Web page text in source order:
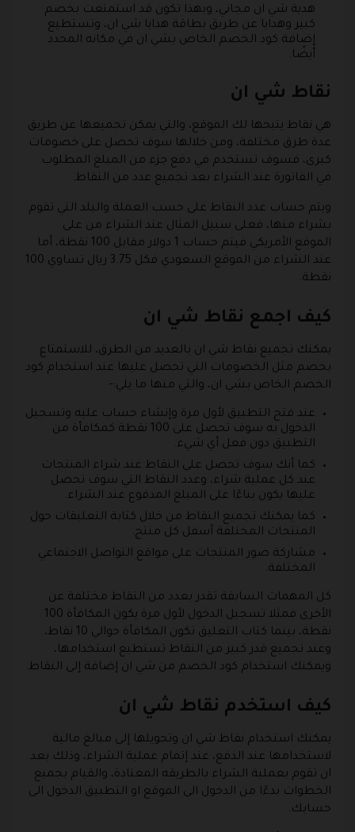
هدية شي ان مجاني، وبهذا تكون قد استمتعت بخصم
كبير وهدايا عن طريق بطاقة هدايا شي ان، وتستطيع
إضافة كود الخصم الخاص بشي ان في مكانه المحدد
أيضًا.
نقاط شي ان
هي نقاط يتيحها لك الموقع، والتي يمكن تجميعها عن طريق
عدة طرق مختلفة، ومن خلالها سوف تحصل على خصومات
كبرى، فسوف تستخدم في دفع جزء من المبلغ المطلوب
في الفاتورة عند الشراء بعد تجميع عدد من النقاط.
ويتم حساب عدد النقاط على حسب العملة والبلد التي تقوم
بشراء منها، فعلى سبيل المثال عند الشراء من على
الموقع الأمريكي فيتم حساب 1 دولار مقابل 100 نقطة، أما
عند الشراء من الموقع السعودي فكل 3.75 ريال تساوي 100
نقطة.
كيف اجمع نقاط شي ان
يمكنك تجميع نقاط شي ان بالعديد من الطرق، للاستمتاع
بخصم مثل الخصومات التي تحصل عليها عند استخدام كود
الخصم الخاص بشي ان، والتي منها ما يلي:-
عند فتح التطبيق لأول مرة وإنشاء حساب عليه وتسجيل
الدخول به سوف تحصل على 100 نقطة كمكافأة من
التطبيق دون فعل أي شيء.
كما أنك سوف تحصل على النقاط عند شراء المنتجات
عند كل عملية شراء، وعدد النقاط التي سوف تحصل
عليها يكون بناءًا على المبلغ المدفوع عند الشراء.
كما يمكنك تجميع النقاط من خلال كتابة التعليقات حول
المنتجات المختلفة أسفل كل منتج.
مشاركة صور المنتجات على مواقع التواصل الاجتماعي
المختلفة.
كل المهمات السابقة تقدر بعدد من النقاط مختلفة عن
الأخرى فمثلا تسجيل الدخول لأول مرة يكون المكافأة 100
نقطة، بينما كتاب التعليق تكون المكافأة حوالي 10 نقاط،
وعند تجميع قدر كبير من النقاط تستطيع استخدامها،
ويمكنك استخدام كود الخصم من شي ان إضافة إلى النقاط.
كيف استخدم نقاط شي ان
يمكنك استخدام نقاط شي ان وتحويلها إلى مبالغ مالية
لاستخدامها عند الدفع، عند إتمام عملية الشراء، وذلك بعد
ان تقوم بعملية الشراء بالطريقه المعتادة، والقيام بجميع
الخطوات بدءًا من الدخول الى الموقع او التطبيق الدخول الى
حسابك.